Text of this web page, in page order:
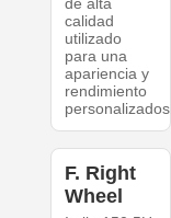
calidad
utilizado
para una
apariencia y
rendimiento
personalizados.
F. Right
Wheel